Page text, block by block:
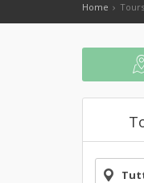
Home Tours